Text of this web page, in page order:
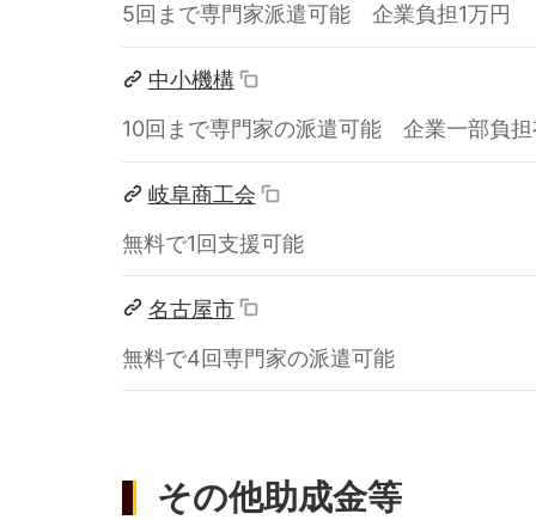
5回まで専門家派遣可能 企業負担1万円
中小機構
10回まで専門家の派遣可能 企業一部負
岐阜商工会
無料で1回支援可能
名古屋市
無料で4回専門家の派遣可能
その他助成金等